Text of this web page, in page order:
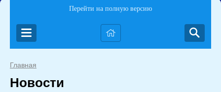
Перейти на полную версию
Главная
Новости